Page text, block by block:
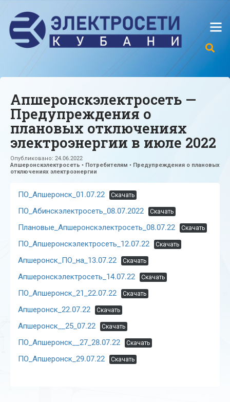
Апшеронскэлектросеть —
Предупреждения о
плановых отключениях
электроэнергии в июле 2022
Опубликовано: 24.06.2022
Апшеронскэлектросеть • Потребителям • Предупреждения о плановых
отключениях электроэнергии
ПО_Апшеронск_01.07.22 Скачать
ПО_Абинскэлектросеть_08.07.2022 Скачать
Плановые_Апшеронскэлектросеть_08.07.22 Скачать
ПО_Апшеронскэлектросеть_12.07.22 Скачать
Апшеронск_ПО_на_13.07.22 Скачать
Апшеронскэлектросеть_14.07.22 Скачать
ПО_Апшеронск_21_22.07.22 Скачать
Апшеронск_22.07.22 Скачать
Апшеронск__25_07.22 Скачать
ПО_Апшеронск__27_28.07.22 Скачать
ПО_Апшеронск_29.07.22 Скачать